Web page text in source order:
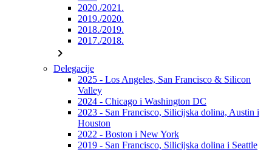
2020./2021.
2019./2020.
2018./2019.
2017./2018.
chevron_right
Delegacije
2025 - Los Angeles, San Francisco & Silicon
Valley
2024 - Chicago i Washington DC
2023 - San Francisco, Silicijska dolina, Austin i
Houston
2022 - Boston i New York
2019 - San Francisco, Silicijska dolina i Seattle